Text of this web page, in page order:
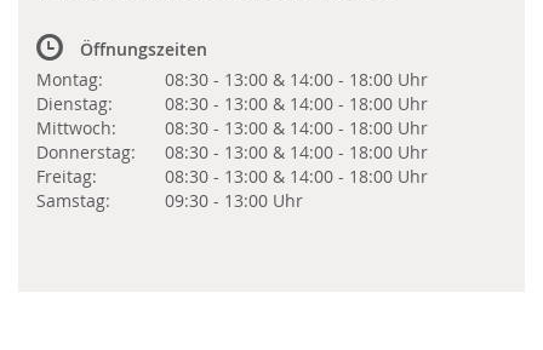
Öffnungszeiten
Montag:
08:30 - 13:00 & 14:00 - 18:00 Uhr
Dienstag:
08:30 - 13:00 & 14:00 - 18:00 Uhr
Mittwoch:
08:30 - 13:00 & 14:00 - 18:00 Uhr
Donnerstag:
08:30 - 13:00 & 14:00 - 18:00 Uhr
Freitag:
08:30 - 13:00 & 14:00 - 18:00 Uhr
Samstag:
09:30 - 13:00 Uhr